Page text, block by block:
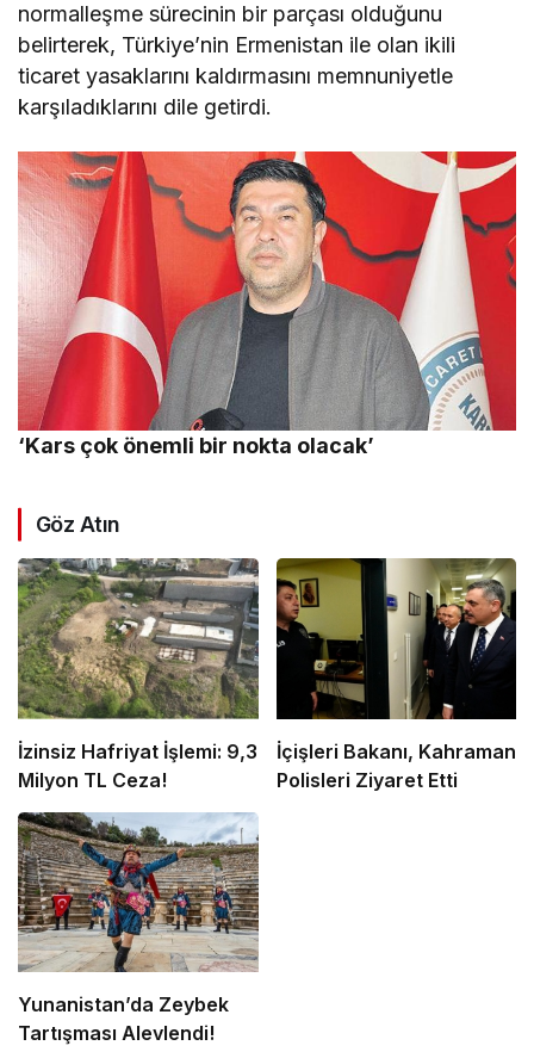
normalleşme sürecinin bir parçası olduğunu
belirterek, Türkiye’nin Ermenistan ile olan ikili
ticaret yasaklarını kaldırmasını memnuniyetle
karşıladıklarını dile getirdi.
‘Kars çok önemli bir nokta olacak’
Göz Atın
İzinsiz Hafriyat İşlemi: 9,3
Milyon TL Ceza!
İçişleri Bakanı, Kahraman
Polisleri Ziyaret Etti
Yunanistan’da Zeybek
Tartışması Alevlendi!